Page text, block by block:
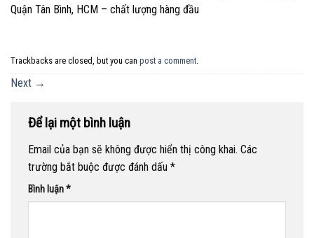
Quận Tân Bình, HCM – chất lượng hàng đầu
Trackbacks are closed, but you can post a comment.
Next →
Để lại một bình luận
Email của bạn sẽ không được hiển thị công khai. Các
trường bắt buộc được đánh dấu *
Bình luận*